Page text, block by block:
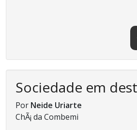
Sociedade em
Por Neide Uriarte
ChÃ¡ da Combemi